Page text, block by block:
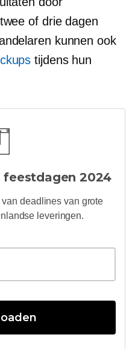
of drie dagen
kunnen ook
tijdens hun
feestdagen 2024
van deadlines van grote
leveringen.